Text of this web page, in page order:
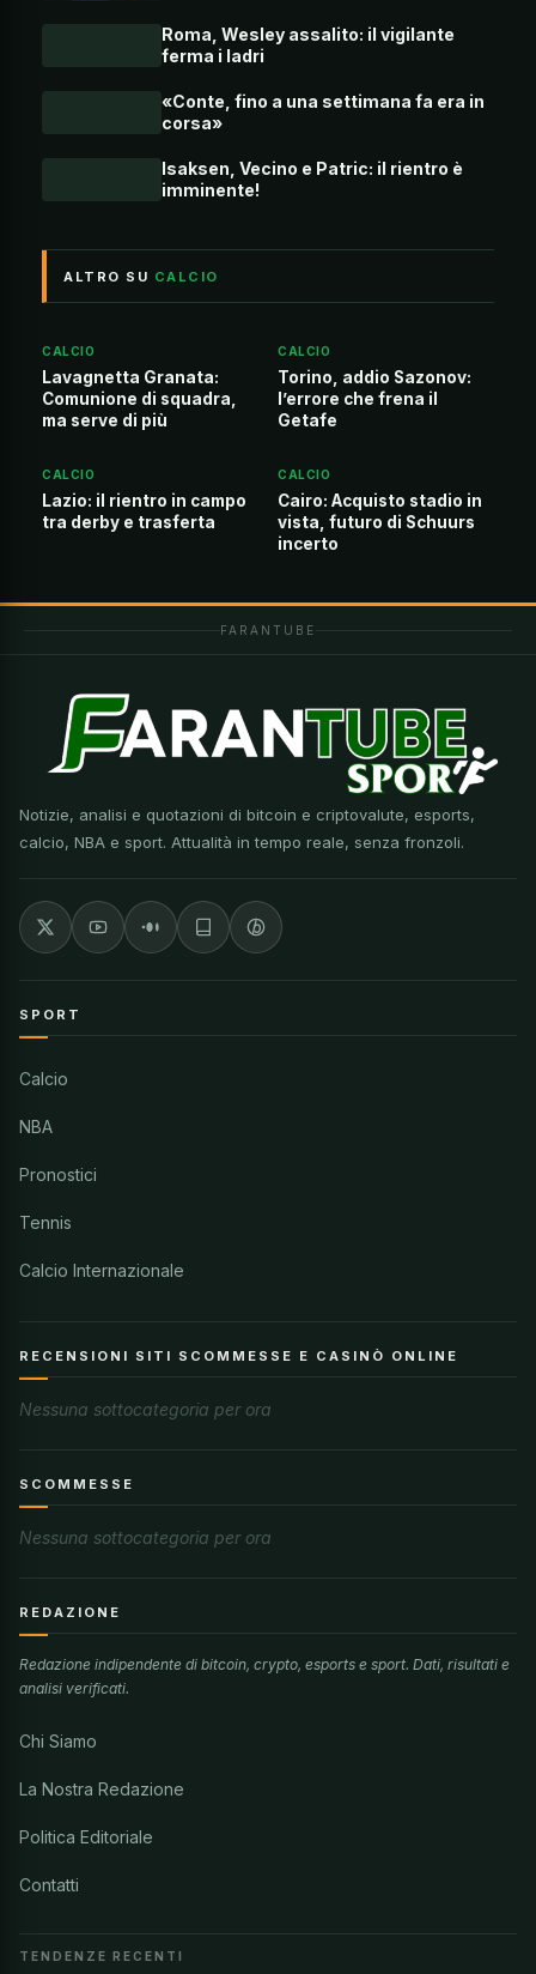
Roma, Wesley assalito: il vigilante
ferma i ladri
«Conte, fino a una settimana fa era in
corsa»
Isaksen, Vecino e Patric: il rientro è
imminente!
ALTRO SU CALCIO
CALCIO
Lavagnetta Granata:
Comunione di squadra,
ma serve di più
CALCIO
Torino, addio Sazonov:
l’errore che frena il
Getafe
CALCIO
Lazio: il rientro in campo
tra derby e trasferta
CALCIO
Cairo: Acquisto stadio in
vista, futuro di Schuurs
incerto
FARANTUBE
Notizie, analisi e quotazioni di bitcoin e criptovalute, esports,
calcio, NBA e sport. Attualità in tempo reale, senza fronzoli.
SPORT
Calcio
NBA
Pronostici
Tennis
Calcio Internazionale
RECENSIONI SITI SCOMMESSE E CASINÒ ONLINE
Nessuna sottocategoria per ora
SCOMMESSE
Nessuna sottocategoria per ora
REDAZIONE
Redazione indipendente di bitcoin, crypto, esports e sport. Dati, risultati e
analisi verificati.
Chi Siamo
La Nostra Redazione
Politica Editoriale
Contatti
TENDENZE RECENTI